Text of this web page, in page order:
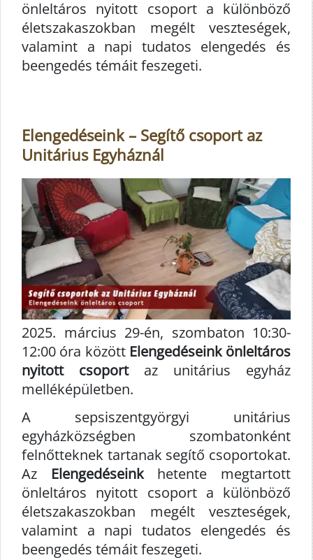
önleltáros nyitott csoport a különböző
életszakaszokban megélt veszteségek,
valamint a napi tudatos elengedés és
beengedés témáit feszegeti.
Elengedéseink – Segítő csoport az
Unitárius Egyháznál
2025. március 29-én, szombaton 10:30-
12:00 óra között Elengedéseink önleltáros
nyitott csoportaz unitárius egyház
melléképületben.
A sepsiszentgyörgyi unitárius
egyházközségben szombatonként
felnőtteknek tartanak segítő csoportokat.
Az Elengedéseinkhetente megtartott
önleltáros nyitott csoport a különböző
életszakaszokban megélt veszteségek,
valamint a napi tudatos elengedés és
beengedés témáit feszegeti.